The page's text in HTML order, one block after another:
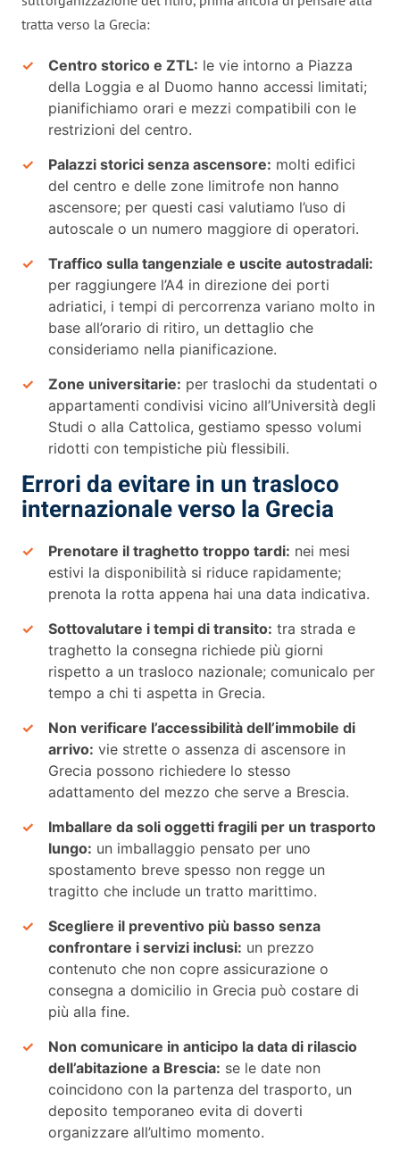
tratta verso la Grecia:
Centro storico e ZTL: le vie intorno a Piazza
della Loggia e al Duomo hanno accessi limitati;
pianifichiamo orari e mezzi compatibili con le
restrizioni del centro.
Palazzi storici senza ascensore: molti edifici
del centro e delle zone limitrofe non hanno
ascensore; per questi casi valutiamo l’uso di
autoscale o un numero maggiore di operatori.
Traffico sulla tangenziale e uscite autostradali:
per raggiungere l’A4 in direzione dei porti
adriatici, i tempi di percorrenza variano molto in
base all’orario di ritiro, un dettaglio che
consideriamo nella pianificazione.
Zone universitarie: per traslochi da studentati o
appartamenti condivisi vicino all’Università degli
Studi o alla Cattolica, gestiamo spesso volumi
ridotti con tempistiche più flessibili.
Errori da evitare in un trasloco
internazionale verso la Grecia
Prenotare il traghetto troppo tardi: nei mesi
estivi la disponibilità si riduce rapidamente;
prenota la rotta appena hai una data indicativa.
Sottovalutare i tempi di transito: tra strada e
traghetto la consegna richiede più giorni
rispetto a un trasloco nazionale; comunicalo per
tempo a chi ti aspetta in Grecia.
Non verificare l’accessibilità dell’immobile di
arrivo: vie strette o assenza di ascensore in
Grecia possono richiedere lo stesso
adattamento del mezzo che serve a Brescia.
Imballare da soli oggetti fragili per un trasporto
lungo: un imballaggio pensato per uno
spostamento breve spesso non regge un
tragitto che include un tratto marittimo.
Scegliere il preventivo più basso senza
confrontare i servizi inclusi: un prezzo
contenuto che non copre assicurazione o
consegna a domicilio in Grecia può costare di
più alla fine.
Non comunicare in anticipo la data di rilascio
dell’abitazione a Brescia: se le date non
coincidono con la partenza del trasporto, un
deposito temporaneo evita di doverti
organizzare all’ultimo momento.